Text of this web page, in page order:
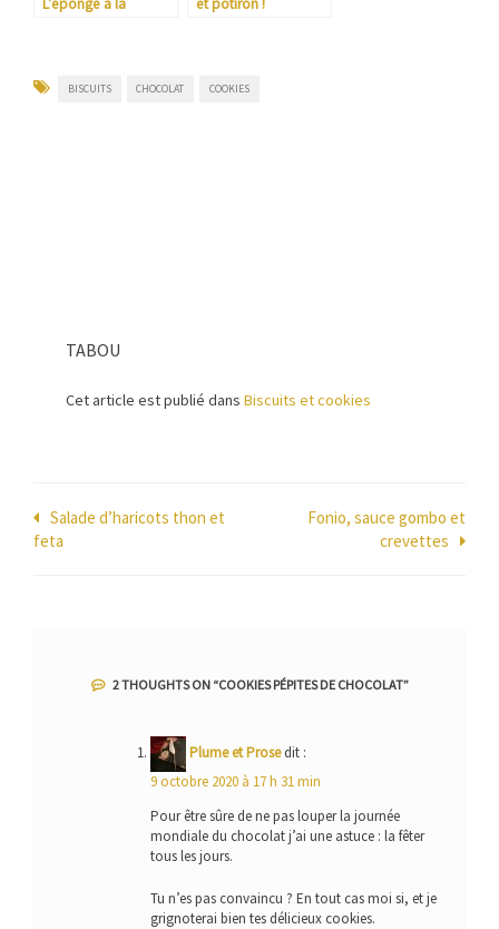
L’éponge à la
et potiron !
BISCUITS CHOCOLAT COOKIES
TABOU
Cet article est publié dans Biscuits et cookies
Navigation
de
Salade d’haricots thon et
feta
Fonio, sauce gombo et
crevettes
2 THOUGHTS ON “COOKIES PÉPITES DE CHOCOLAT”
Plume et Prose dit :
9 octobre 2020 à 17 h 31 min
Pour être sûre de ne pas louper la journée
mondiale du chocolat j’ai une astuce : la fêter
tous les jours.
Tu n’es pas convaincu ? En tout cas moi si, et je
grignoterai bien tes délicieux cookies.